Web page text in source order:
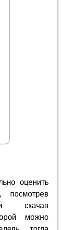
оценить
посмотрев
скачав
можно